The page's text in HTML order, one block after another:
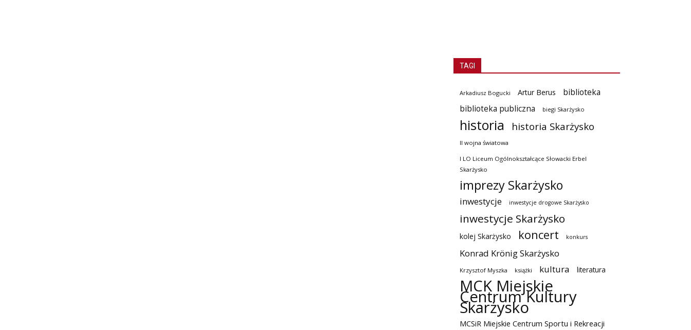
TAGI
Arkadiusz Bogucki Artur Berus
biblioteka
biblioteka publiczna
biegi Skarżysko
historia historia Skarżysko
II wojna światowa
I LO Liceum Ogólnokształcące Słowacki Erbel
Skarżysko
imprezy Skarżysko
inwestycje inwestycje drogowe Skarżysko
inwestycje Skarżysko
kolej Skarżysko koncert konkurs
Konrad Krönig Skarżysko
Krzysztof Myszka książki kultura literatura
MCK Miejskie
Centrum Kultury
Skarżysko
MCSiR Miejskie Centrum Sportu i Rekreacji